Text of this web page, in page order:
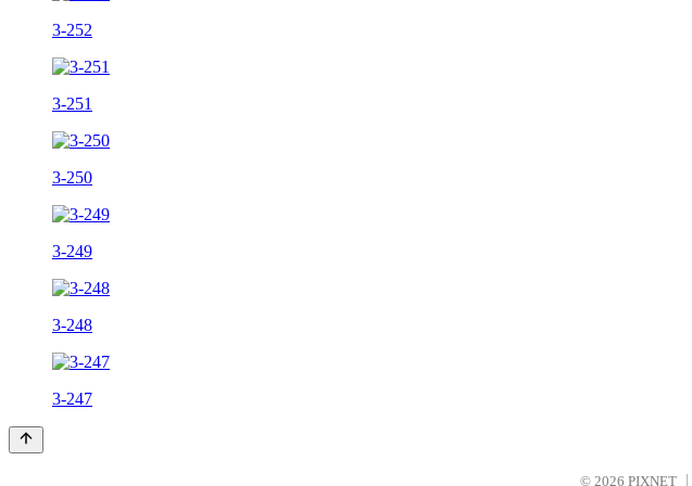
3-252
3-251
3-250
3-249
3-248
3-247
© 2026 PIXNET